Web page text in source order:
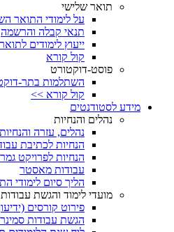
תואר שלישי
על לימודי התואר
תנאי קבלה והרשמה
ייעוץ לימודים
קול קורא
פוסט-דוקטורט
השתלמות בתר-
קול קורא >>
מידע לסטודנטים
נהלים והנחיות
נהלים, עזרה
הנחיות לכתיבת
הנחיות לפרויקט
עבודות מאסטר
הליך סיום לימודי
מועדי לימוד והגשת עבודות
פירוט קורסים
הגשת עבודות